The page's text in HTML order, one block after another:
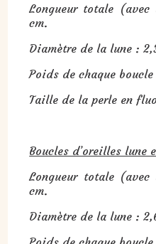
Longueur totale
cm.
Diamètre de la lune :
Poids de chaque
Taille de la perle en
Boucles d’oreilles lune
Longueur totale
cm.
Diamètre de la lune :